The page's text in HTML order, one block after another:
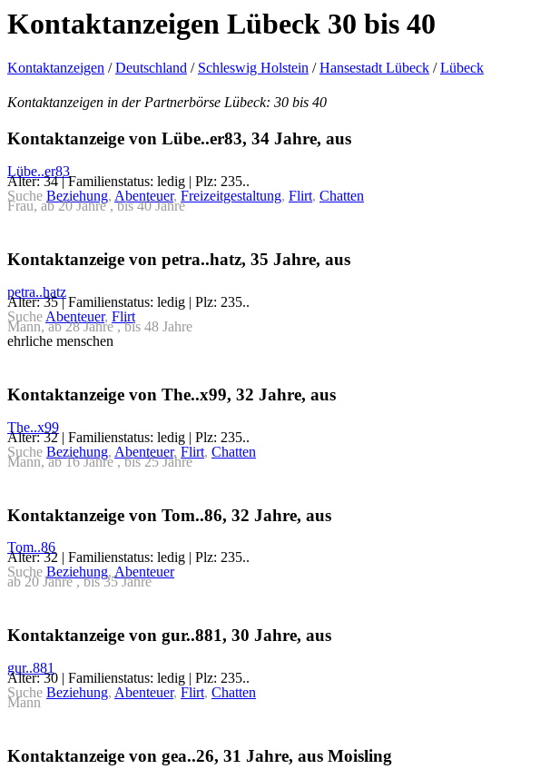
Kontaktanzeigen Lübeck 30 bis 40
Kontaktanzeigen /Deutschland / Schleswig Holstein /Hansestadt Lübeck /Lübeck
Kontaktanzeigen in der Partnerbörse Lübeck: 30 bis 40
Kontaktanzeige von Lübe..er83, 34 Jahre, aus
Lübe..er83
Alter: 34 | Familienstatus: ledig | Plz: 235..
Suche Beziehung, Abenteuer, Freizeitgestaltung, Flirt, Chatten
Frau, ab 20 Jahre , bis 40 Jahre
Kontaktanzeige von petra..hatz, 35 Jahre, aus
petra..hatz
Alter: 35 | Familienstatus: ledig | Plz: 235..
Suche Abenteuer, Flirt
Mann, ab 28 Jahre , bis 48 Jahre
ehrliche menschen
Kontaktanzeige von The..x99, 32 Jahre, aus
The..x99
Alter: 32 | Familienstatus: ledig | Plz: 235..
Suche Beziehung, Abenteuer, Flirt, Chatten
Mann, ab 16 Jahre , bis 25 Jahre
Kontaktanzeige von Tom..86, 32 Jahre, aus
Tom..86
Alter: 32 | Familienstatus: ledig | Plz: 235..
Suche Beziehung, Abenteuer
ab 20 Jahre , bis 35 Jahre
Kontaktanzeige von gur..881, 30 Jahre, aus
gur..881
Alter: 30 | Familienstatus: ledig | Plz: 235..
Suche Beziehung, Abenteuer, Flirt, Chatten
Mann
Kontaktanzeige von gea..26, 31 Jahre, aus Moisling